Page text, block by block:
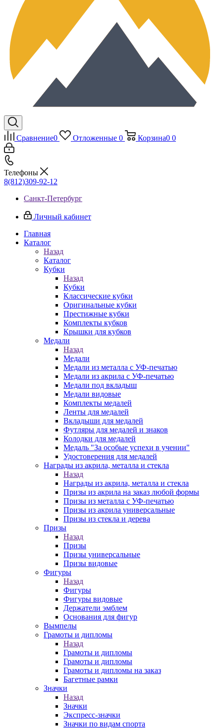
Сравнение0 Отложенные 0 Корзина0 0
Телефоны
8(812)309-92-12
Санкт-Петербург
Личный кабинет
Главная
Каталог
Назад
Каталог
Кубки
Назад
Кубки
Классические кубки
Оригинальные кубки
Престижные кубки
Комплекты кубков
Крышки для кубков
Медали
Назад
Медали
Медали из металла с УФ-печатью
Медали из акрила с УФ-печатью
Медали под вкладыш
Медали видовые
Комплекты медалей
Ленты для медалей
Вкладыши для медалей
Футляры для медалей и знаков
Колодки для медалей
Медаль "За особые успехи в учении"
Удостоверения для медалей
Награды из акрила, металла и стекла
Назад
Награды из акрила, металла и стекла
Призы из акрила на заказ любой формы
Призы из металла с УФ-печатью
Призы из акрила универсальные
Призы из стекла и дерева
Призы
Назад
Призы
Призы универсальные
Призы видовые
Фигуры
Назад
Фигуры
Фигуры видовые
Держатели эмблем
Основания для фигур
Вымпелы
Грамоты и дипломы
Назад
Грамоты и дипломы
Грамоты и дипломы
Грамоты и дипломы на заказ
Багетные рамки
Значки
Назад
Значки
Экспресс-значки
Значки по видам спорта